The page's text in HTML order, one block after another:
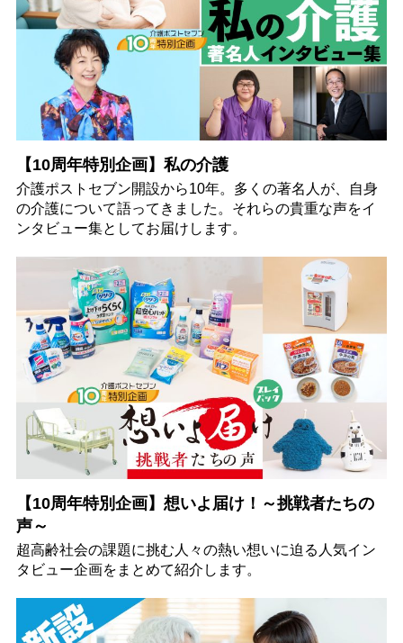
【10周年特別企画】私の介護
介護ポストセブン開設から10年。多くの著名人が、自身
の介護について語ってきました。それらの貴重な声をイ
ンタビュー集としてお届けします。
【10周年特別企画】想いよ届け！～挑戦者たちの
声～
超高齢社会の課題に挑む人々の熱い想いに迫る人気イン
タビュー企画をまとめて紹介します。